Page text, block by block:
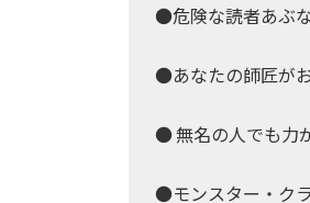
●危険な読者あぶ
●あなたの師匠が
● 無名の人でも力
●モンスター・ク